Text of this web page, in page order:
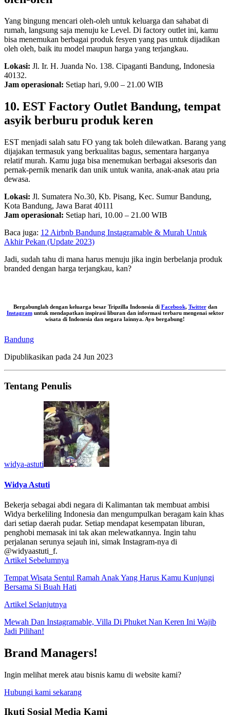
Yang bingung mencari oleh-oleh untuk keluarga dan sahabat di
rumah, langsung saja menuju ke Level. Di factory outlet ini, kamu
bisa menemukan berbagai produk fesyen yang pas untuk dijadikan
oleh oleh, baik itu model maupun harga yang terjangkau.
Lokasi: Jl. Ir. H. Juanda No. 138. Cipaganti Bandung, Indonesia
40132.
Jam operasional: Setiap hari, 9.00 – 21.00 WIB
10. EST Factory Outlet Bandung, tempat
asyik berburu produk keren
EST menjadi salah satu FO yang tak boleh dilewatkan. Barang yang
dijajakan termasuk yang berkualitas bagus, sementara harganya
relatif murah. Kamu juga bisa menemukan berbagai aksesoris dan
pernak-pernik menarik dan unik untuk wanita, anak-anak atau pria
dewasa.
Lokasi: Jl. Sumatera No.30, Kb. Pisang, Kec. Sumur Bandung,
Kota Bandung, Jawa Barat 40111
Jam operasional: Setiap hari, 10.00 – 21.00 WIB
Baca juga: 12 Airbnb Bandung Instagramable & Murah Untuk
Akhir Pekan (Update 2023)
Jadi, sudah tahu di mana harus menuju jika ingin berbelanja produk
branded dengan harga terjangkau, kan?
Bergabunglah dengan keluarga besar Tripzilla Indonesia di Facebook, Twitterdan
Instagramuntuk mendapatkan inspirasi liburan dan informasi terbaru mengenai sektor
wisata di Indonesia dan negara lainnya. Ayo bergabung!
Bandung
Dipublikasikan pada 24 Jun 2023
Tentang Penulis
widya-astuti
Widya Astuti
Bekerja sebagai abdi negara di Kalimantan tak membuat ambisi
Widya berkeliling Indonesia dan mengumpulkan beragam kain khas
dari setiap daerah pudar. Setiap mendapat kesempatan liburan,
penghobi memasak ini tak akan melewatkannya. Ingin tahu
perjalanan serunya sejauh ini, simak Instagram-nya di
@widyaastuti_f.
Artikel Sebelumnya
Tempat Wisata Sentul Ramah Anak Yang Harus Kamu Kunjungi
Bersama Si Buah Hati
Artikel Selanjutnya
Mewah Dan Instagramable, Villa Di Phuket Nan Keren Ini Wajib
Jadi Pilihan!
Brand Managers!
Ingin melihat merek atau bisnis kamu di website kami?
Hubungi kami sekarang
Ikuti Sosial Media Kami